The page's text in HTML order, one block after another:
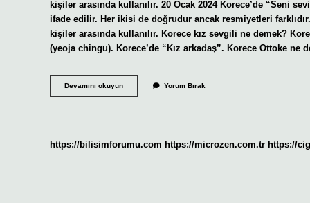
kişiler arasında kullanılır. 20 Ocak 2024 Korece’de “Seni
ifade edilir. Her ikisi de doğrudur ancak resmiyetleri
kişiler arasında kullanılır. Korece kız sevgili ne demek?
(yeoja chingu). Korece’de “Kız arkadaş”. Korece Ottoke ne
Devamını okuyunKore
Aşkım
Yorum Bırak
https://bilisimforumu.com https://microzen.com.tr https://